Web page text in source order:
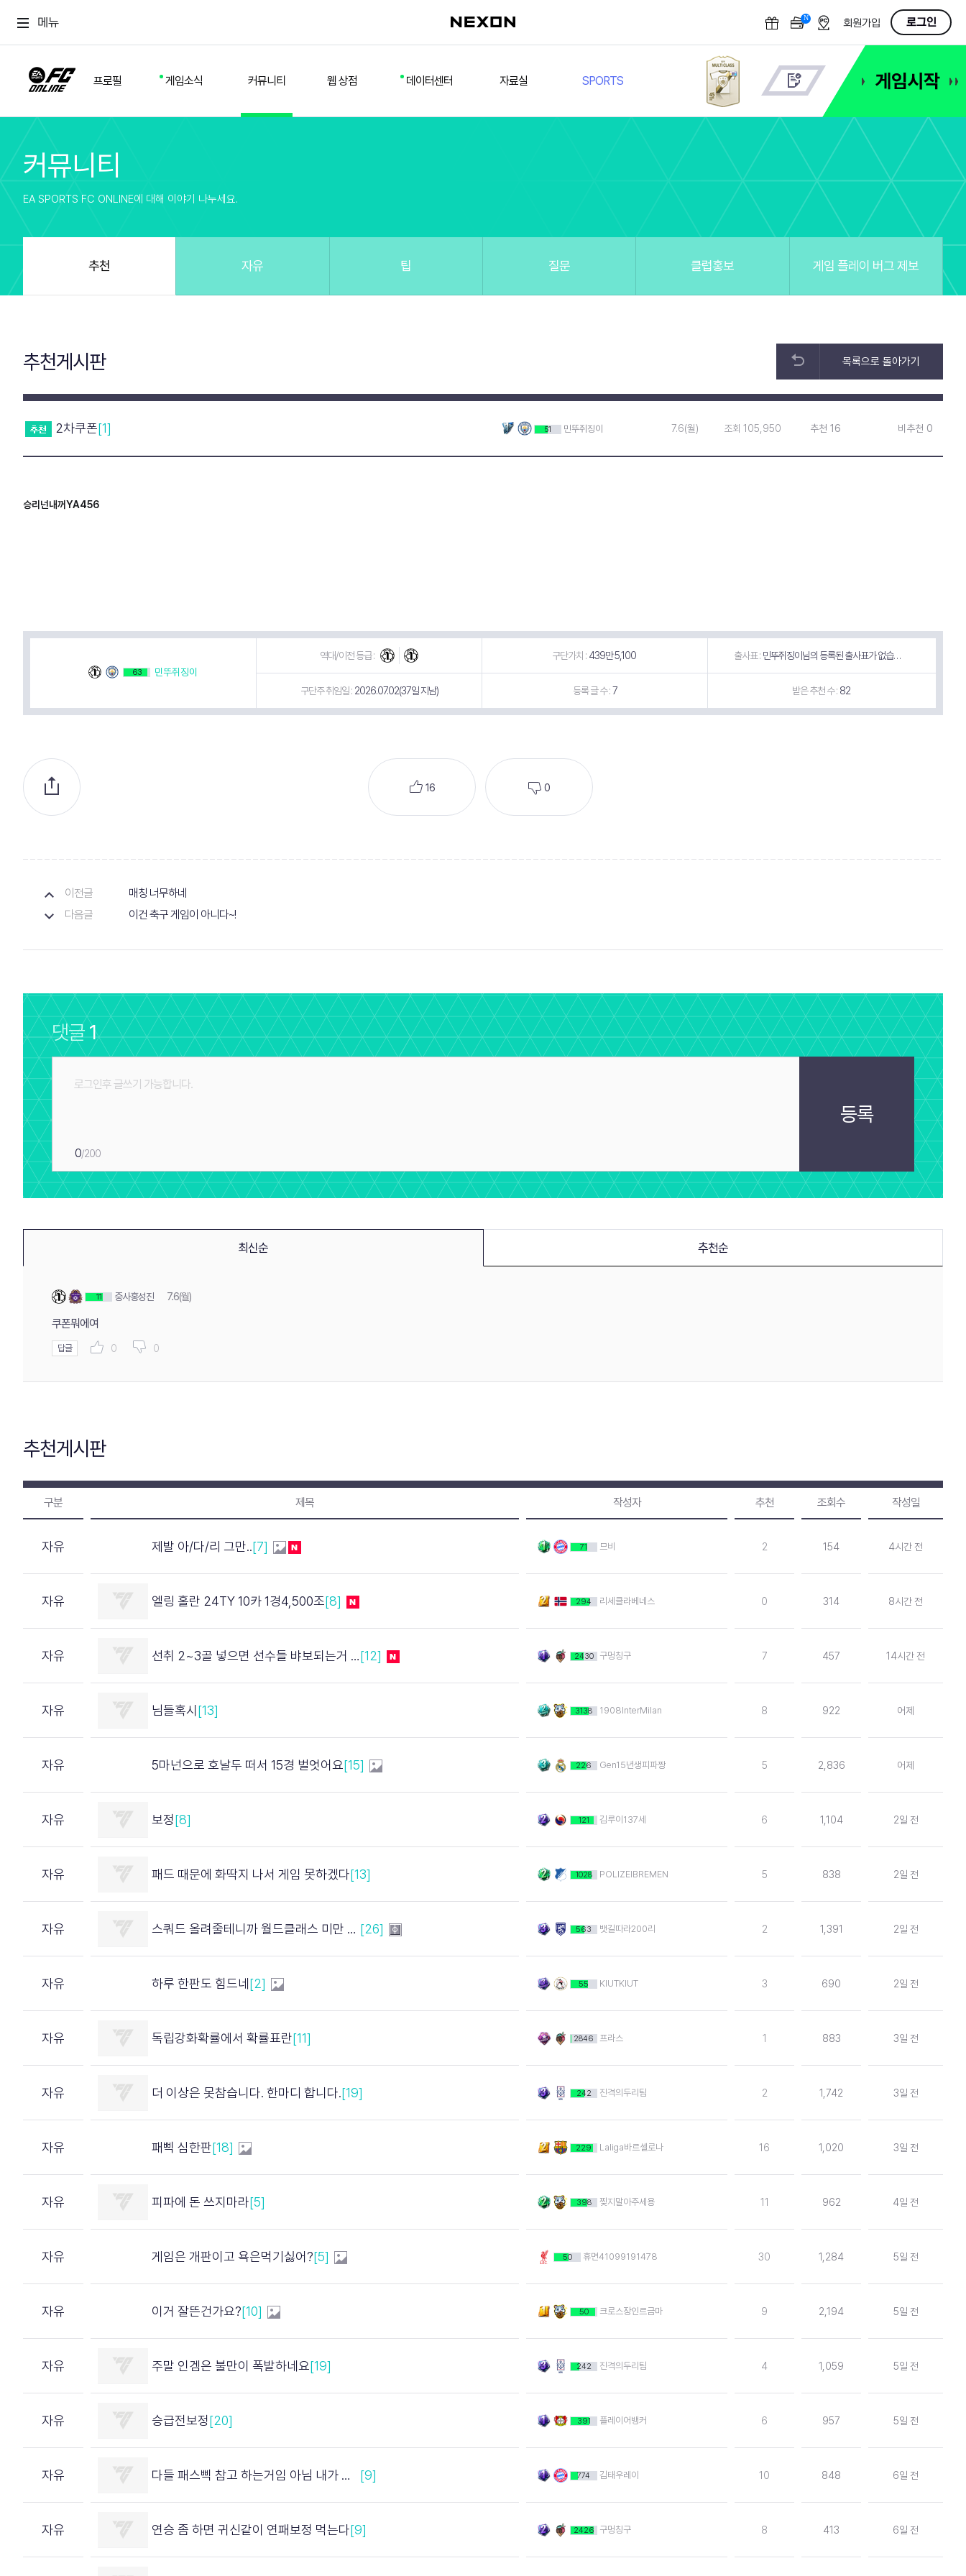
메뉴 N OFF회원가입 로그인
프로필 게임소식 커뮤니티 웹 상점 데이터센터 자료실 SPORTS
스쿼드
경기 기록
커뮤니티
방명록
설정
업데이트
유저 가이드
게임 플레이 버그 제보
훈련코치/특성 도우미
스쿼드 피드
커뮤니티
EA SPORTS FC ONLINE에 대해 이야기 나누세요.
추천 자유 팁 질문 클럽홍보 게임 플레이 버그 제보
추천게시판 목록으로 돌아가기
2차쿠폰[1] 51 민뚜쥐징이 7.6(월) 조회 105,950 추천 16 비추천 0
승리넌내꺼YA456
63 민뚜쥐징이
역대/이전 등급 : 구단가치 : 439만 5,100 출사표 : 민뚜쥐징이님의 등록된 출사표가 없습니다.
구단주 취임일 : 2026.07.02(37일 지남) 등록 글 수 : 7 받은 추천 수 : 82
16 0
이전글
매칭 너무하네
다음글
이건 축구 게임이 아니다~!
댓글1
등록
0/200
최신순 추천순
11 중사홍성진 7.6(월)
쿠폰뭐에여
답글 0 0
추천게시판
구분 제목 작성자 추천 조회수 작성일
자유 제발 아/다/리 그만..[7] 71 므비 2 154 4시간 전
자유 엘링 홀란 24TY 10카 1경4,500조[8] 294 리세클라베네스 0 314 8시간 전
자유 선취 2~3골 넣으면 선수들 뱌보되는거 보정증거아님? [12] 2430 구멍칭구 7 457 14시간 전
자유 님들혹시 [13] 3138 1908InterMilan 8 922 어제
자유 5마넌으로 호날두 떠서 15경 벌엇어요[15] 226 Gen15년생피파짱 5 2,836 어제
자유 보정[8] 121 김루이137세 6 1,104 2일 전
자유 패드 때문에 화딱지 나서 게임 못하겠다[13] 1028 POLIZEIBREMEN 5 838 2일 전
자유 스쿼드 올려줄테니까 월드클래스 미만 댓글 달면 죽는다 [26] 563 뱃길따라200리 2 1,391 2일 전
자유 하루 한판도 힘드네 [2] 55 KIUTKIUT 3 690 2일 전
자유 독립강화확률에서 확률표란[11] 2846 프라스 1 883 3일 전
자유 더 이상은 못참습니다. 한마디 합니다.[19] 242 진격의두리팀 2 1,742 3일 전
자유 패삑 심한판[18] 229 Laliga바르셀로나 16 1,020 3일 전
자유 피파에 돈 쓰지마라[5] 398 찢지말아주세용 11 962 4일 전
자유 게임은 개판이고 욕은먹기싫어?[5] 50 휴면41099191478 30 1,284 5일 전
자유 이거 잘뜬건가요?[10] 50 크로스장인르금마 9 2,194 5일 전
자유 주말 인겜은 불만이 폭발하네요[19] 242 진격의두리팀 4 1,059 5일 전
자유 승급전보정[20] 391 플레이어뱅커 6 957 5일 전
자유 다들 패스삑 참고 하는거임 아님 내가 예민한거임 [9] 774 김태우레이 10 848 6일 전
자유 연승 좀 하면 귀신같이 연패보정 먹는다[9] 2426 구멍칭구 8 413 6일 전